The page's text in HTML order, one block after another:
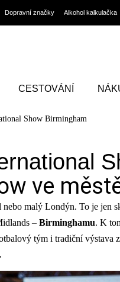
Dopravní značky Alkohol kalkulačka
CESTOVÁNÍ
Show Birmingham
ve
nebo malý Londýn. To je jen
– Birminghamu. K
tým i tradiční výstava